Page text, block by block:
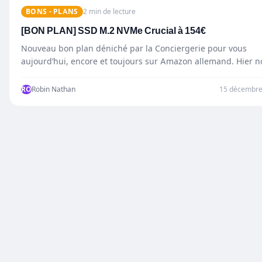
BONS - PLANS 2 min de lecture
[BON PLAN] SSD M.2 NVMe Crucial à 154€
Nouveau bon plan déniché par la Conciergerie pour vous
aujourd’hui, encore et toujours sur Amazon allemand. Hier
RORobin Nathan 15